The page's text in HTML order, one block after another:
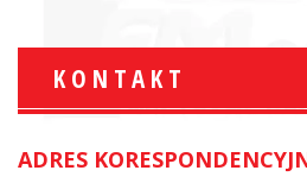
KONTAKT
ADRES